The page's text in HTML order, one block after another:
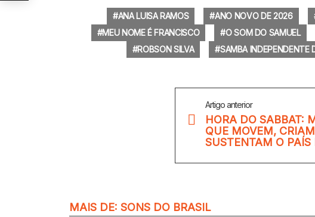
ANA LUISA RAMOS ANO NOVO DE 2026
MEU NOME É FRANCISCO
O SOM DO SAMUEL
ROBSON SILVA
SAMBA INDEPENDENTE
Artigo anterior
HORA DO SABBAT:
QUE MOVEM,
SUSTENTAM O PAÍS
MAIS DE: SONS DO BRASIL